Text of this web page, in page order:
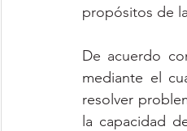
propósitos de
De acuerdo
mediante el
resolver
la capacidad